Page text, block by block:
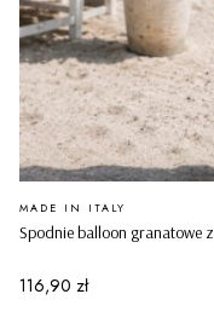
Spodnie balloon granatowe
PRODUCENT
MADE IN ITALY
Cena
116,90 zł